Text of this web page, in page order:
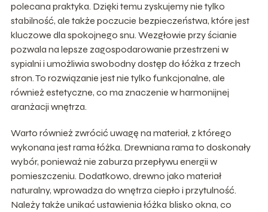
polecana praktyka. Dzięki temu zyskujemy nie tylko
stabilność, ale także poczucie bezpieczeństwa, które jest
kluczowe dla spokojnego snu. Wezgłowie przy ścianie
pozwala na lepsze zagospodarowanie przestrzeni w
sypialni i umożliwia swobodny dostęp do łóżka z trzech
stron. To rozwiązanie jest nie tylko funkcjonalne, ale
również estetyczne, co ma znaczenie w harmonijnej
aranżacji wnętrza.
Warto również zwrócić uwagę na materiał, z którego
wykonana jest rama łóżka. Drewniana rama to doskonały
wybór, ponieważ nie zaburza przepływu energii w
pomieszczeniu. Dodatkowo, drewno jako materiał
naturalny, wprowadza do wnętrza ciepło i przytulność.
Należy także unikać ustawienia łóżka blisko okna, co